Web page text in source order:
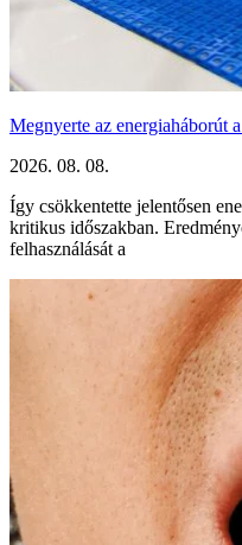
Megnyerte az energiaháborút
2026. 08. 08.
Így csökkentette jelentősen
kritikus időszakban.
felhasználását a